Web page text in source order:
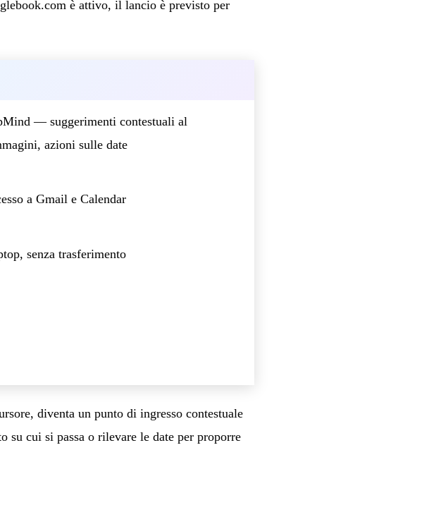
è attivo, il lancio è previsto per
— suggerimenti contestuali al
azioni sulle date
a Gmail e Calendar
senza trasferimento
diventa un punto di ingresso contestuale
cui si passa o rilevare le date per proporre